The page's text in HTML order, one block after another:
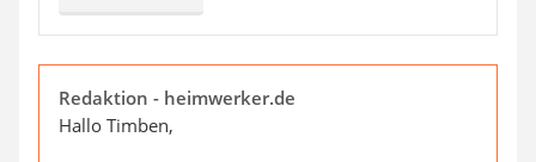
Redaktion - heimwerker.de
Hallo Timben,